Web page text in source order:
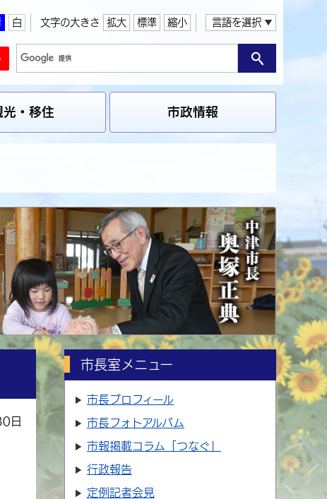
白 文字の大きさ 拡大 標準 縮小 言語を選択
光・移住 市政情報
日
市長室メニュー
市長プロフィール
市長フォトアルバム
市報掲載コラム「つなぐ」
行政報告
定例記者会見